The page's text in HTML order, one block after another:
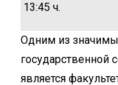
13:45 ч.
Одним из
государственной
является